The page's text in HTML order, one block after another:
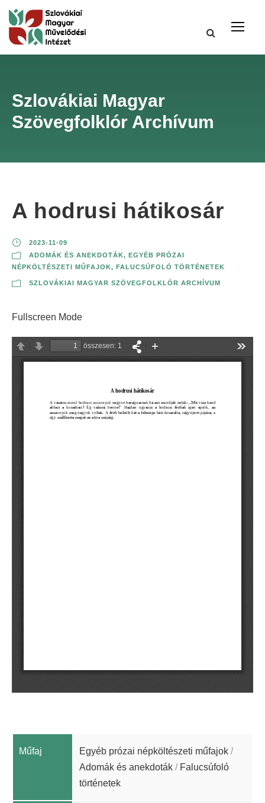
Szlovákiai Magyar
Szövegfolklór Archívum
A hodrusi hátikosár
2023-11-09
ADOMÁK ÉS ANEKDOTÁK, EGYÉB PRÓZAI
NÉPKÖLTÉSZETI MŰFAJOK, FALUCSÚFOLÓ TÖRTÉNETEK
SZLOVÁKIAI MAGYAR SZÖVEGFOLKLÓR ARCHÍVUM
Fullscreen Mode
Műfaj Egyéb prózai népköltészeti műfajok /
Adomák és anekdoták / Falucsúfoló
történetek